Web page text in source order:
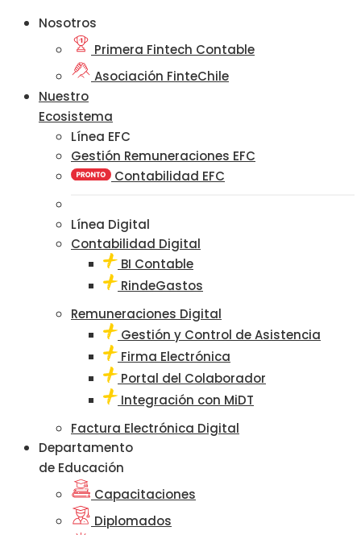
Nosotros
Primera Fintech Contable
Asociación FinteChile
Nuestro
Ecosistema
Línea EFC
Gestión Remuneraciones EFC
Contabilidad EFC
Línea Digital
Contabilidad Digital
BI Contable
RindeGastos
Remuneraciones Digital
Gestión y Control de Asistencia
Firma Electrónica
Portal del Colaborador
Integración con MiDT
Factura Electrónica Digital
Departamento
de Educación
Capacitaciones
Diplomados